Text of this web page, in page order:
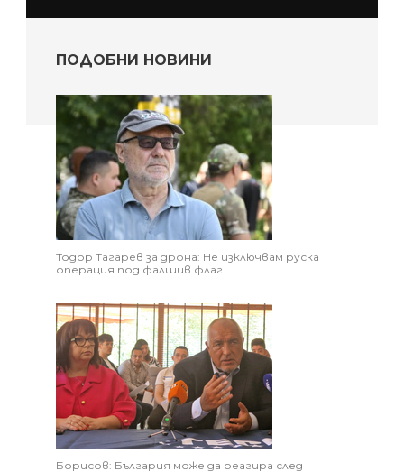
ПОДОБНИ НОВИНИ
Тодор Тагарев за дрона: Не изключвам руска
операция под фалшив флаг
Борисов: България може да реагира след